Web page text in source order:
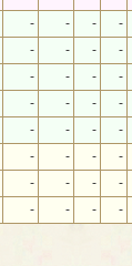
- - -
-
- - -
-
- - -
-
- - -
-
- - -
-
- - -
-
- - -
-
- - -
-